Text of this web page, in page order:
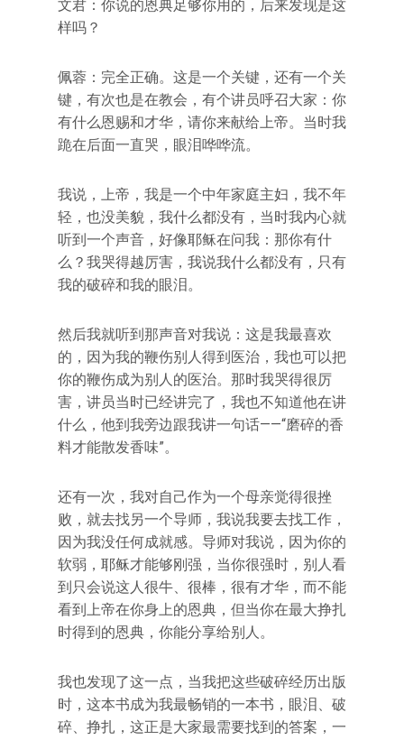
文君：你说的恩典足够你用的，后来发现是这
样吗？
佩蓉：完全正确。这是一个关键，还有一个关
键，有次也是在教会，有个讲员呼召大家：你
有什么恩赐和才华，请你来献给上帝。当时我
跪在后面一直哭，眼泪哗哗流。
我说，上帝，我是一个中年家庭主妇，我不年
轻，也没美貌，我什么都没有，当时我内心就
听到一个声音，好像耶稣在问我：那你有什
么？我哭得越厉害，我说我什么都没有，只有
我的破碎和我的眼泪。
然后我就听到那声音对我说：这是我最喜欢
的，因为我的鞭伤别人得到医治，我也可以把
你的鞭伤成为别人的医治。那时我哭得很厉
害，讲员当时已经讲完了，我也不知道他在讲
什么，他到我旁边跟我讲一句话——“磨碎的香
料才能散发香味”。
还有一次，我对自己作为一个母亲觉得很挫
败，就去找另一个导师，我说我要去找工作，
因为我没任何成就感。导师对我说，因为你的
软弱，耶稣才能够刚强，当你很强时，别人看
到只会说这人很牛、很棒，很有才华，而不能
看到上帝在你身上的恩典，但当你在最大挣扎
时得到的恩典，你能分享给别人。
我也发现了这一点，当我把这些破碎经历出版
时，这本书成为我最畅销的一本书，眼泪、破
碎、挣扎，这正是大家最需要找到的答案，一